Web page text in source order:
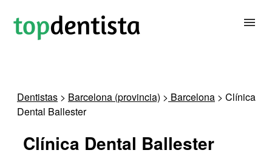
PARA CLÍNICAS DENTALES
CONTACTAR
Dentistas > Barcelona (provincia) > Barcelona > Clínica
Dental Ballester
Clínica Dental Ballester